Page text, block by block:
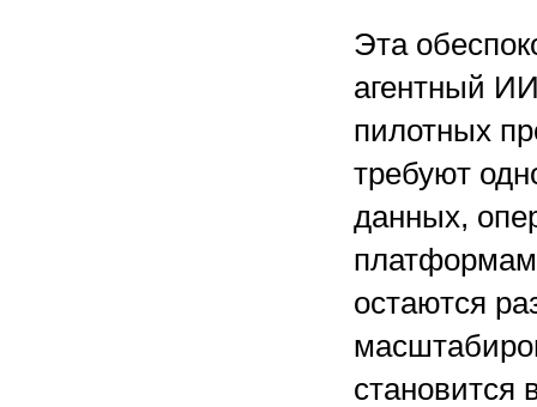
Эта
агентный
пилотных
требуют
данных,
остаются
становится